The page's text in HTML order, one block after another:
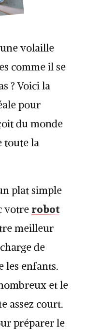
volaille
comme il se
? Voici la
pour
du monde
toute la
plat simple
votrerobot
meilleur
de
les enfants.
et le
assez court.
préparer le